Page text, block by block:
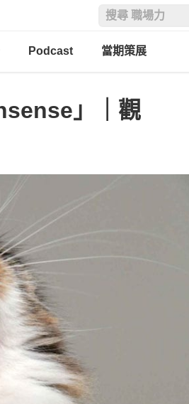
Podcast 當期策展
」｜觀